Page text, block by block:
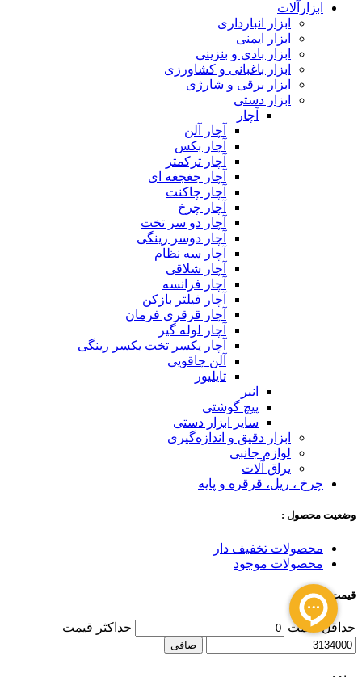
ابزارآلات
ابزار انبارداری
ابزار ایمنی
ابزار بادی و بنزینی
ابزار باغبانی و کشاورزی
ابزار برقی و شارژی
ابزار دستی
آچار
آچار آلن
آچار بکس
آچار ترکمتر
آچار جغجغه ای
آچار چاکنت
آچار چرخ
آچار دو سر تخت
آچار دوسر رینگی
آچار سه نظام
آچار شلاقی
آچار فرانسه
آچار فیلتر بازکن
آچار قرقری فرمان
آچار لوله گیر
آچار یکسر تخت یکسر رینگی
آلن چاقویی
تایلیور
انبر
پیچ گوشتی
سایر ابزار دستی
ابزار دقیق و اندازه‌گیری
لوازم جانبی
یراق آلات
چرخ ، ریل، قرقره و پایه
وضعیت محصول :
محصولات تخفیف دار
محصولات موجود
قیمت :
حداقل قیمت حداكثر قيمت
صافی